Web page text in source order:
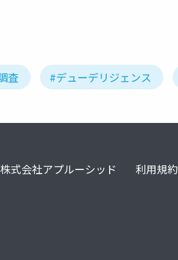
査 #デューデリジェンス
式会社アプルーシッド 利用規約